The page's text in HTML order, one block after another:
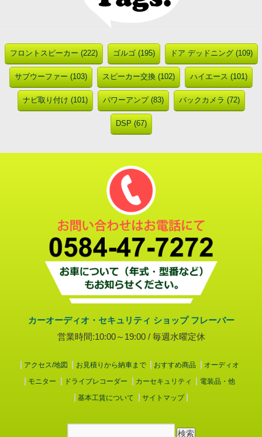
フロントスピーカー (222) ゴルゴ (195) ドア デッドニング (109)
サブウーファー (103) スピーカー交換 (102) ハイエース (101)
ナビ取り付け (101) パワーアンプ (83) バックカメラ (72)
DSP (67)
カーオーディオ・セキュリティ ショップ フレーバー
営業時間:10:00～19:00 / 毎週水曜定休
アクセス/地図 お見積りから納車まで おすすめ商品
オーディオ
モニター
ドライブレコーダー カーセキュリティ
電装品・他
基本工賃について
サイトマップ